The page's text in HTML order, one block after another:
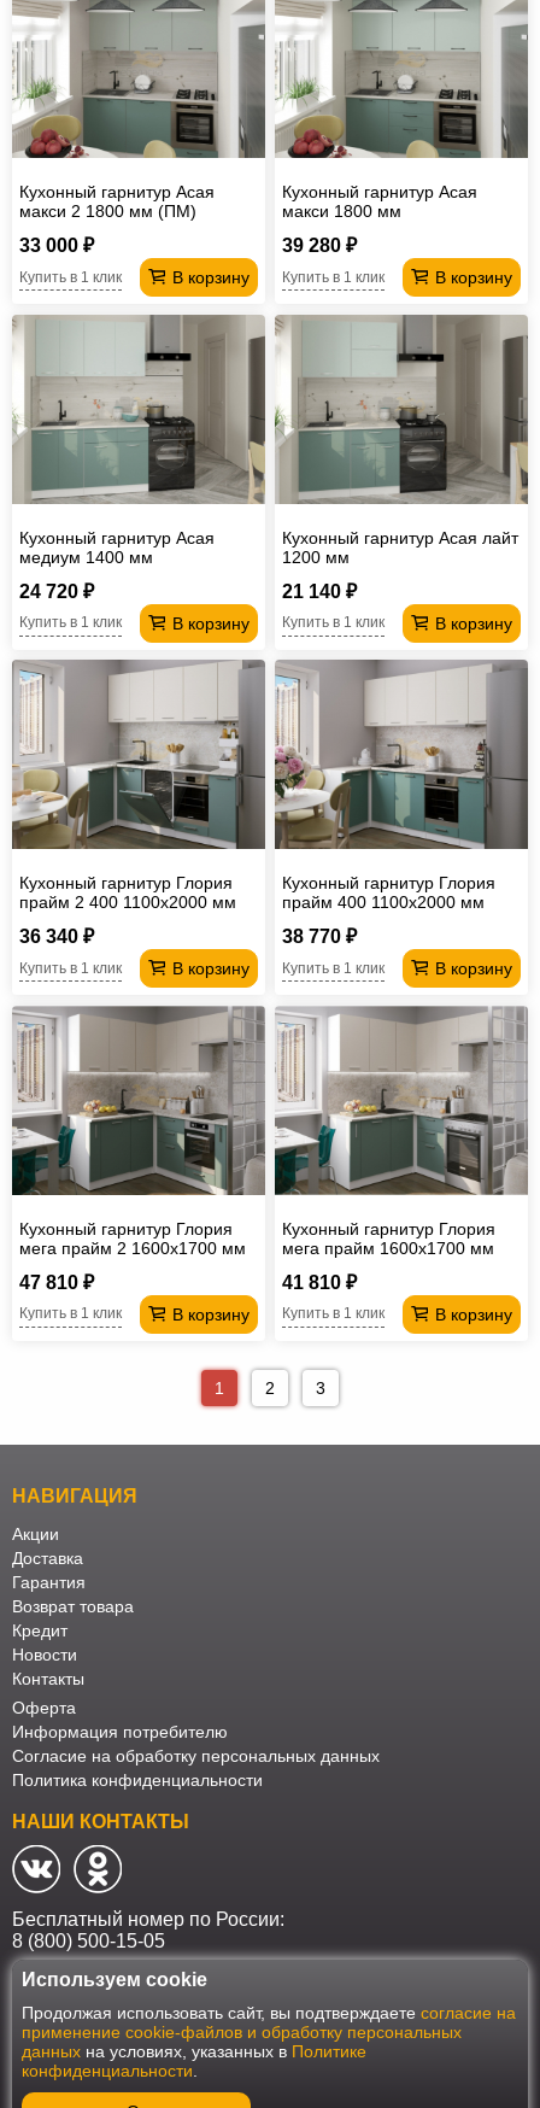
Кухонный гарнитур Асая
макси 2 1800 мм (ПМ)
33 000 ₽
В корзину
Купить в 1 клик
Кухонный гарнитур Асая
макси 1800 мм
39 280 ₽
В корзину
Купить в 1 клик
Кухонный гарнитур Асая
медиум 1400 мм
24 720 ₽
В корзину
Купить в 1 клик
Кухонный гарнитур Асая лайт
1200 мм
21 140 ₽
В корзину
Купить в 1 клик
Кухонный гарнитур Глория
прайм 2 400 1100х2000 мм
36 340 ₽
В корзину
Купить в 1 клик
Кухонный гарнитур Глория
прайм 400 1100х2000 мм
38 770 ₽
В корзину
Купить в 1 клик
Кухонный гарнитур Глория
мега прайм 2 1600х1700 мм
47 810 ₽
В корзину
Купить в 1 клик
Кухонный гарнитур Глория
мега прайм 1600х1700 мм
41 810 ₽
В корзину
Купить в 1 клик
1 2 3
НАВИГАЦИЯ
Акции
Доставка
Гарантия
Возврат товара
Кредит
Новости
Контакты
Оферта
Информация потребителю
Согласие на обработку персональных данных
Политика конфиденциальности
НАШИ КОНТАКТЫ
Бесплатный номер по России:
8 (800) 500-15-05
Наш интернет-магазин работает в соответствии с требованиями
Федерального закона от 27 июля 2006 года №152-ФЗ "О персональных
данных". Оформить заказ на сайте Мебеласка возможно только при
наличии согласия на обработку Ваших персональных данных. Для
улучшения работы сайта и его взаимодействия с пользователями мы
используем файлы cookie. Продолжая пользоваться сайтом, вы
Используем cookie
Продолжая использовать сайт, вы подтверждаете согласие на
применение cookie-файлов и обработку персональных
данных на условиях, указанных в Политике
конфиденциальности